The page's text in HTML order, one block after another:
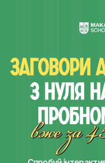
Спробуй
у міні-групі від